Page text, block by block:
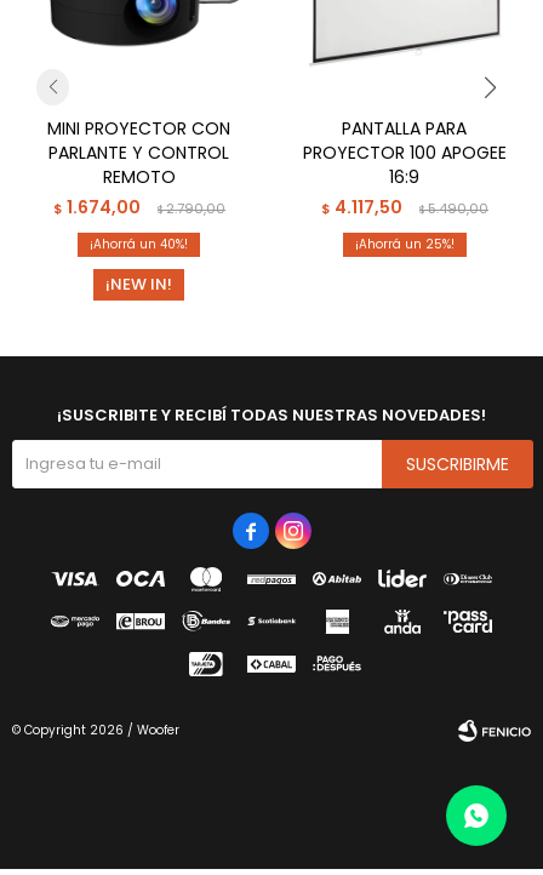
MINI PROYECTOR CON
PARLANTE Y CONTROL
REMOTO
$ 1.674,00 $2.790,00
40
¡NEW IN!
PANTALLA PARA
PROYECTOR 100 APOGEE
16:9
$ 4.117,50 $5.490,00
25
¡SUSCRIBITE Y RECIBÍ TODAS NUESTRAS NOVEDADES!
SUSCRIBIRME
 
© Copyright 2026 / Woofer